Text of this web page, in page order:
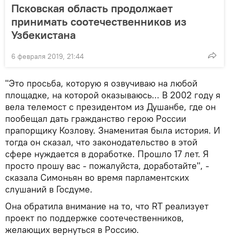
Псковская область продолжает
принимать соотечественников из
Узбекистана
6 февраля 2019, 21:44
"Это просьба, которую я озвучиваю на любой
площадке, на которой оказываюсь... В 2002 году я
вела телемост с президентом из Душанбе, где он
пообещал дать гражданство герою России
прапорщику Козлову. Знаменитая была история. И
тогда он сказал, что законодательство в этой
сфере нуждается в доработке. Прошло 17 лет. Я
просто прошу вас - пожалуйста, доработайте", -
сказала Симоньян во время парламентских
слушаний в Госдуме.
Она обратила внимание на то, что RT реализует
проект по поддержке соотечественников,
желающих вернуться в Россию.